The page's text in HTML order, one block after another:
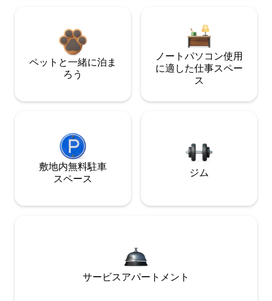
ペットと一緒に泊ま
ろう
ノートパソコン使用
に適した仕事スペー
ス
敷地内無料駐⁠車
ス⁠ペ⁠ー⁠ス
ジム
サービスアパートメント